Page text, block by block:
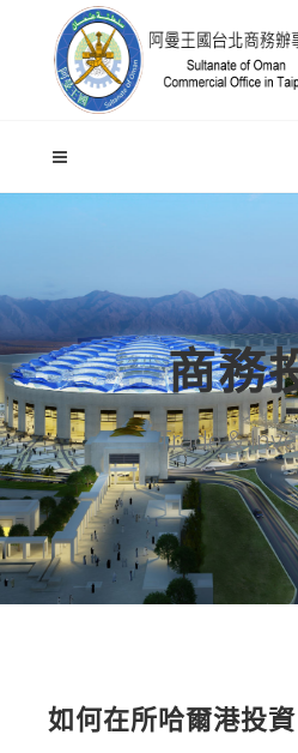
商務
Trade &
如何在所哈爾港投資